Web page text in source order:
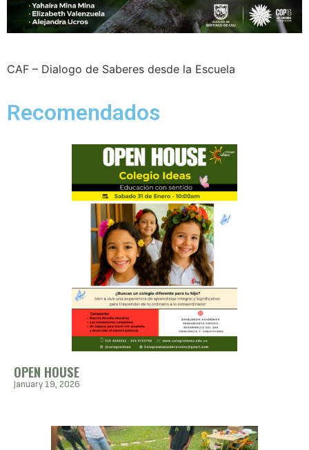
CAF – Dialogo de Saberes desde la Escuela
Recomendados
OPEN HOUSE
January 19, 2026